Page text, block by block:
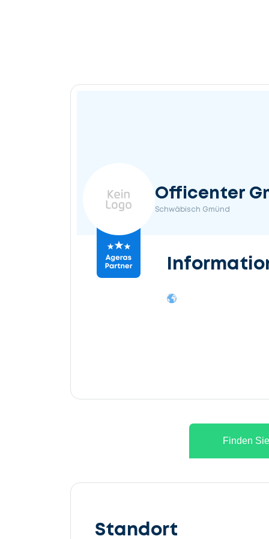
Officenter
Schwäbisch Gmünd
Finden
Standort
Lassen